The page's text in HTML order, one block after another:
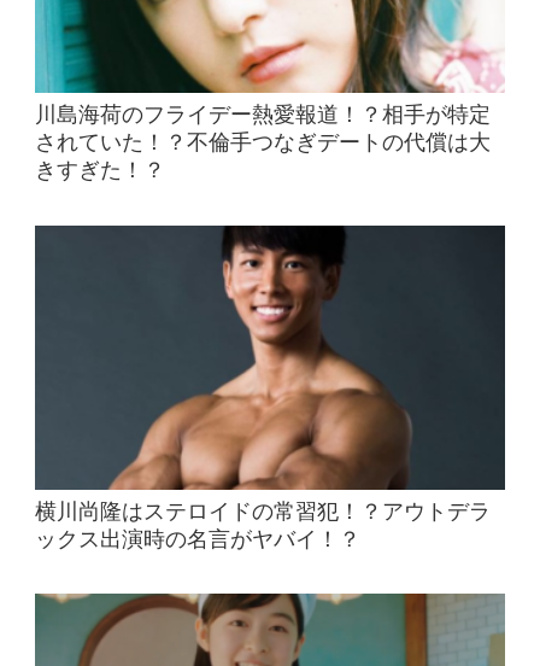
川島海荷のフライデー熱愛報道！？相手が特定
されていた！？不倫手つなぎデートの代償は大
きすぎた！？
横川尚隆はステロイドの常習犯！？アウトデラ
ックス出演時の名言がヤバイ！？